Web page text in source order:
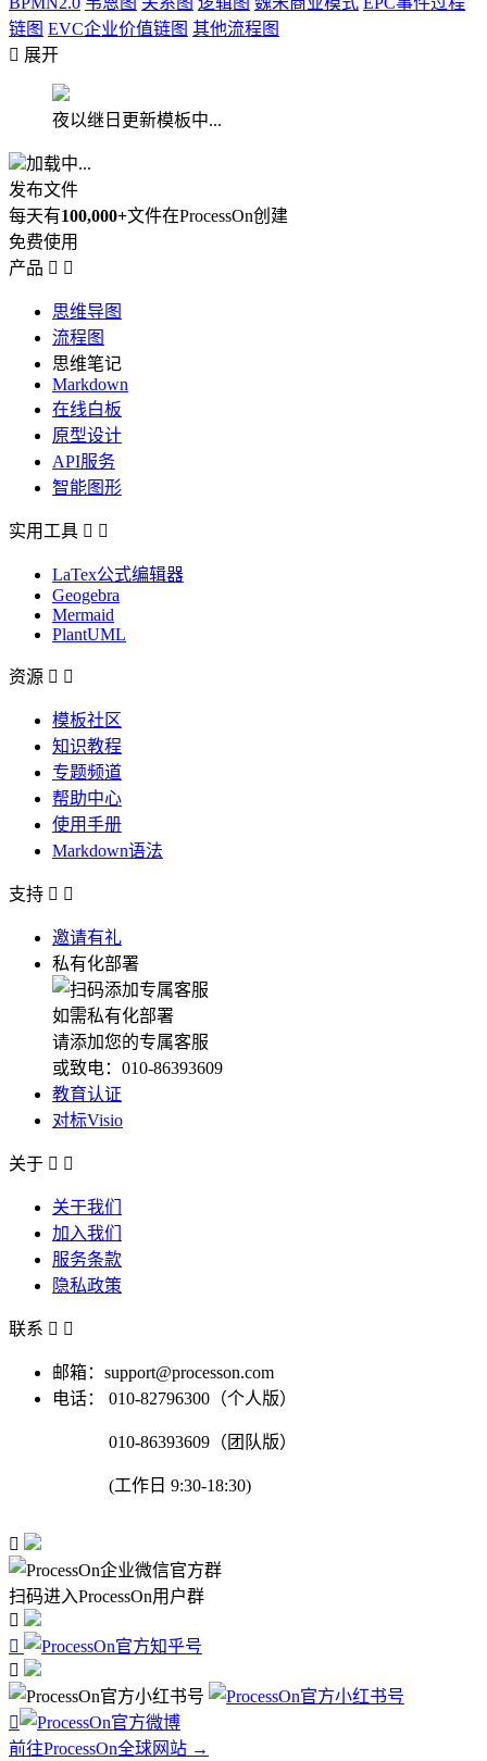
链图 EVC企业价值链图 其他流程图
 展开
夜以继日更新模板中...
加载中...
发布文件
每天有100,000+文件在ProcessOn创建
免费使用
产品  
思维导图
流程图
思维笔记
Markdown
在线白板
原型设计
API服务
智能图形
实用工具  
LaTex公式编辑器
Geogebra
Mermaid
PlantUML
资源  
模板社区
知识教程
专题频道
帮助中心
使用手册
Markdown语法
支持  
邀请有礼
私有化部署
如需私有化部署
请添加您的专属客服
或致电：010-86393609
教育认证
对标Visio
关于  
关于我们
加入我们
服务条款
隐私政策
联系  
邮箱：support@processon.com
电话：
010-82796300（个人版）
010-86393609（团队版）
(工作日 9:30-18:30)

扫码进入ProcessOn用户群




前往ProcessOn全球网站 →